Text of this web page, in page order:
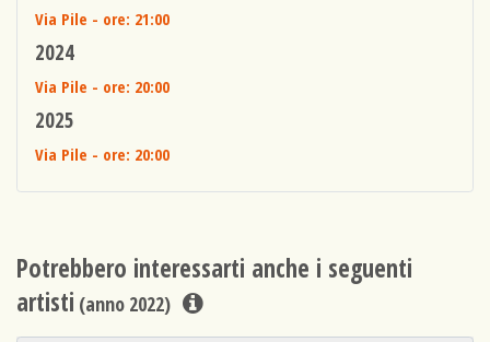
Via Pile - ore: 21:00
2024
Via Pile - ore: 20:00
2025
Via Pile - ore: 20:00
Potrebbero interessarti anche i seguenti
artisti (anno 2022)